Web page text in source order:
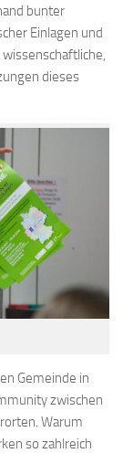
bunter
Einlagen und
dieses
Gemeinde in
zwischen
Warum
so zahlreich